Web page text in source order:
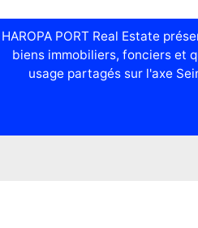
HAROPA PORT Real Estate
biens immobiliers, fonciers et
usage partagés sur l'axe